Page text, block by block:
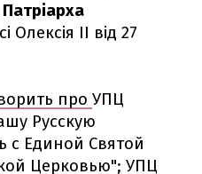
Олексія II від 27
про УПЦ
Русскую
с Единой Святой
Церковью"; УПЦ